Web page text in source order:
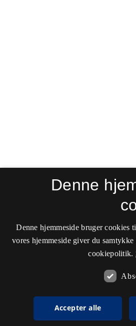
Denne
Denne hjemmeside bruger cookies
vores hjemmeside giver du
cookiepolitik.
Accepter alle